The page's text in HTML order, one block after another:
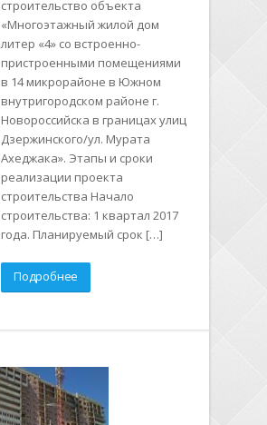
строительство объекта
«Многоэтажный жилой дом
литер «4» со встроенно-
пристроенными помещениями
в 14 микрорайоне в Южном
внутригородском районе г.
Новороссийска в границах улиц
Дзержинского/ул. Мурата
Ахеджака». Этапы и сроки
реализации проекта
строительства Начало
строительства: 1 квартал 2017
года. Планируемый срок […]
Подробнее